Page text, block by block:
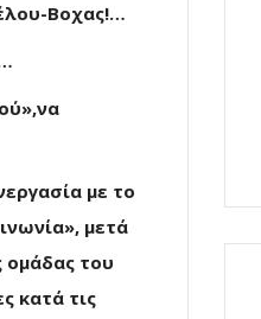
Βοχας!…
με το
μετά
ομάδας του
κατά τις